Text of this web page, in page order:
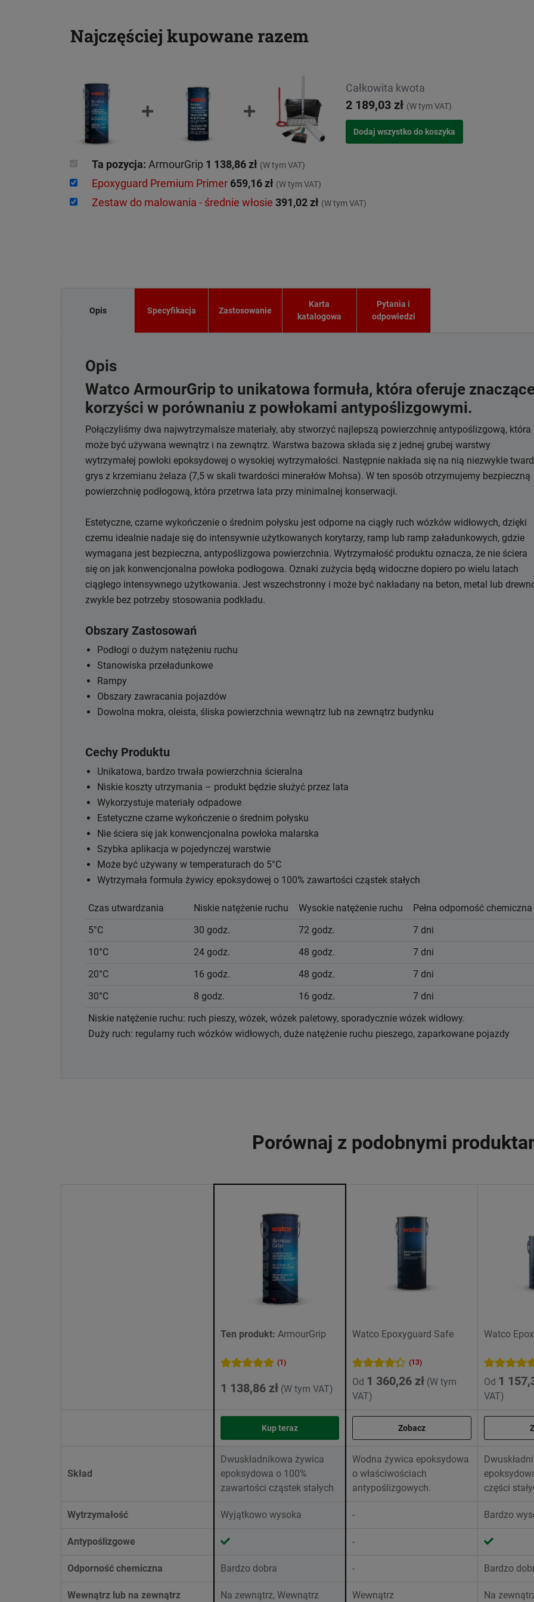
Najczęściej kupowane razem
Całkowita kwota
2 189,03 zł (W tym VAT)
Ta pozycja: ArmourGrip 1 138,86 zł (W tym VAT)
Epoxyguard Premium Primer 659,16 zł (W tym VAT)
Zestaw do malowania - średnie włosie 391,02 zł (W tym VAT)
Opis Specyfikacja Zastosowanie
Karta
katalogowa
Pytania i
odpowiedzi
Opis
Watco ArmourGrip to unikatowa formuła, która oferuje
korzyści w porównaniu z powłokami antypoślizgowymi.
Połączyliśmy dwa najwytrzymalsze materiały, aby stworzyć najlepszą powierzchnię antypoślizgową, która
może być używana wewnątrz i na zewnątrz. Warstwa bazowa składa się z jednej grubej warstwy
wytrzymałej powłoki epoksydowej o wysokiej wytrzymałości. Następnie nakłada się na nią niezwykle
grys z krzemianu żelaza (7,5 w skali twardości minerałów Mohsa). W ten sposób otrzymujemy bezpieczną
powierzchnię podłogową, która przetrwa lata przy minimalnej konserwacji.
Estetyczne, czarne wykończenie o średnim połysku jest odporne na ciągły ruch wózków widłowych, dzięki
czemu idealnie nadaje się do intensywnie użytkowanych korytarzy, ramp lub ramp załadunkowych, gdzie
wymagana jest bezpieczna, antypoślizgowa powierzchnia. Wytrzymałość produktu oznacza, że nie ściera
się on jak konwencjonalna powłoka podłogowa. Oznaki zużycia będą widoczne dopiero po wielu latach
ciągłego intensywnego użytkowania. Jest wszechstronny i może być nakładany na beton, metal lub
zwykle bez potrzeby stosowania podkładu.
Obszary Zastosowań
Podłogi o dużym natężeniu ruchu
Stanowiska przeładunkowe
Rampy
Obszary zawracania pojazdów
Dowolna mokra, oleista, śliska powierzchnia wewnątrz lub na zewnątrz budynku
Cechy Produktu
Unikatowa, bardzo trwała powierzchnia ścieralna
Niskie koszty utrzymania – produkt będzie służyć przez lata
Wykorzystuje materiały odpadowe
Estetyczne czarne wykończenie o średnim połysku
Nie ściera się jak konwencjonalna powłoka malarska
Szybka aplikacja w pojedynczej warstwie
Może być używany w temperaturach do 5°C
Wytrzymała formuła żywicy epoksydowej o 100% zawartości cząstek stałych
Czas utwardzania Niskie natężenie ruchu Wysokie natężenie ruchu
Pełna odporność chemiczna
5°C
30 godz. 72 godz.
7 dni
10°C
24 godz. 48 godz.
7 dni
20°C
16 godz. 48 godz.
7 dni
30°C
8 godz. 16 godz.
7 dni
Niskie natężenie ruchu: ruch pieszy, wózek, wózek paletowy, sporadycznie wózek widłowy.
Duży ruch: regularny ruch wózków widłowych, duże natężenie ruchu pieszego, zaparkowane pojazdy
Porównaj z podobnymi
Ten produkt: ArmourGrip Watco Epoxyguard Safe Watco
(1) (13)
1 138,86 zł (W tym VAT)
Od 1 360,26 zł (W tym
VAT)
Od 1
VAT)
Kup teraz Zobacz
Skład
Dwuskładnikowa żywica
epoksydowa o 100%
zawartości cząstek stałych
Wodna żywica epoksydowa
o właściwościach
antypoślizgowych.
części
Wytrzymałość Wyjątkowo wysoka - Bardzo
Antypoślizgowe -
Odporność chemiczna Bardzo dobra - Bardzo
Wewnątrz lub na zewnątrz Na zewnątrz, Wewnątrz Wewnątrz Na